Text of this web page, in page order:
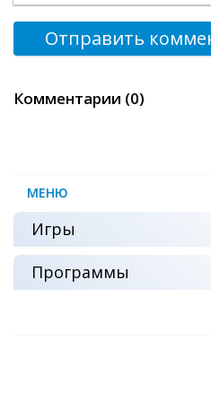
Отправить
Комментарии (0)
МЕНЮ
Игры
Программы